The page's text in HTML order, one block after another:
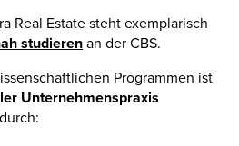
Real Estate steht exemplarisch
studieren an der CBS.
Programmen ist
Unternehmenspraxis